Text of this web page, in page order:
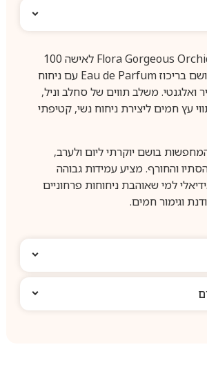
גוצ’י Flora Gorgeous Orchid Intense לאישה 100
מ”ל EDP הוא בושם בריכוז Eau de Parfum עם ניחוח
ואלגנטי. משלב תווים של סחלב וניל,
עץ חמים ליצירת ניחוח נשי, קטיפתי
בושם יוקרתי ליום ולערב,
והחורף. מציע עמידות גבוהה
למי שאוהבת ניחוחות פרחוניים
וגימור חמים.